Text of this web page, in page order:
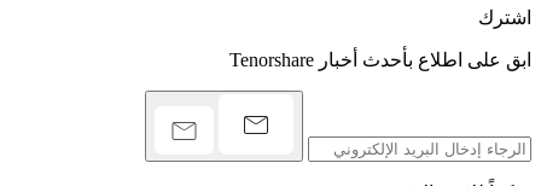
اشترك
ابق على اطلاع بأحدث أخبار Tenorshare